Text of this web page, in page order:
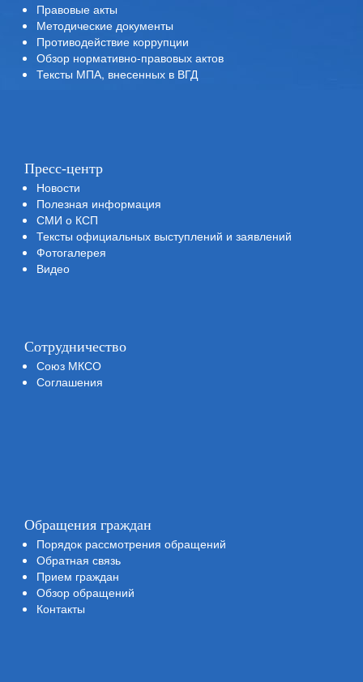
Правовые акты
Методические документы
Противодействие коррупции
Обзор нормативно-правовых актов
Тексты МПА, внесенных в ВГД
Пресс-центр
Новости
Полезная информация
СМИ о КСП
Тексты официальных выступлений и заявлений
Фотогалерея
Видео
Сотрудничество
Союз МКСО
Соглашения
Обращения граждан
Порядок рассмотрения обращений
Обратная связь
Прием граждан
Обзор обращений
Контакты